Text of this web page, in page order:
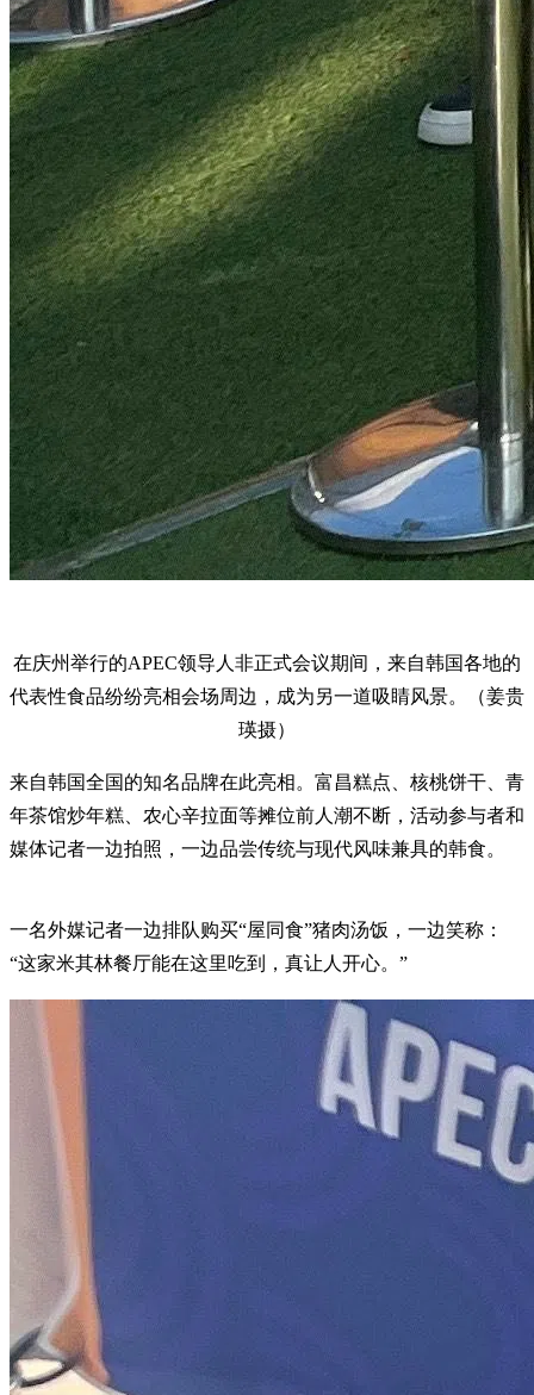
在庆州举行的APEC领导人非正式会议期间，来自韩国各地的
代表性食品纷纷亮相会场周边，成为另一道吸睛风景。（姜贵
瑛摄）
来自韩国全国的知名品牌在此亮相。富昌糕点、核桃饼干、青
年茶馆炒年糕、农心辛拉面等摊位前人潮不断，活动参与者和
媒体记者一边拍照，一边品尝传统与现代风味兼具的韩食。
一名外媒记者一边排队购买“屋同食”猪肉汤饭，一边笑称：
“这家米其林餐厅能在这里吃到，真让人开心。”